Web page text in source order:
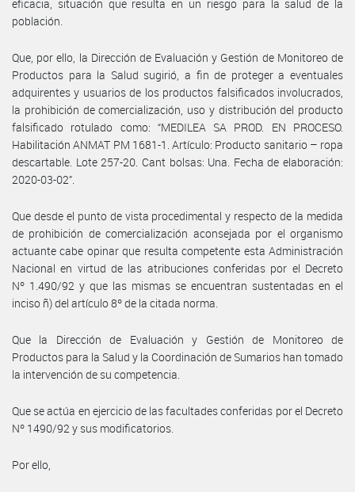
eficacia, situación que resulta en un riesgo para la salud de la
población.
Que, por ello, la Dirección de Evaluación y Gestión de Monitoreo de
Productos para la Salud sugirió, a fin de proteger a eventuales
adquirentes y usuarios de los productos falsificados involucrados,
la prohibición de comercialización, uso y distribución del producto
falsificado rotulado como: “MEDILEA SA PROD. EN PROCESO.
Habilitación ANMAT PM 1681-1. Artículo: Producto sanitario – ropa
descartable. Lote 257-20. Cant bolsas: Una. Fecha de elaboración:
2020-03-02”.
Que desde el punto de vista procedimental y respecto de la medida
de prohibición de comercialización aconsejada por el organismo
actuante cabe opinar que resulta competente esta Administración
Nacional en virtud de las atribuciones conferidas por el Decreto
Nº 1.490/92 y que las mismas se encuentran sustentadas en el
inciso ñ) del artículo 8º de la citada norma.
Que la Dirección de Evaluación y Gestión de Monitoreo de
Productos para la Salud y la Coordinación de Sumarios han tomado
la intervención de su competencia.
Que se actúa en ejercicio de las facultades conferidas por el Decreto
Nº 1490/92 y sus modificatorios.
Por ello,